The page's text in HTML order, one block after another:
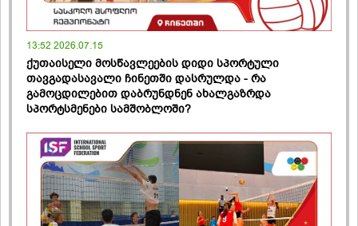
13:52 2026.07.15
ქუთაისელი მოსწავლეების დიდი სპორტული
თავგადასავალი ჩინეთში დასრულდა - რა
გამოცდილებით დაბრუნდნენ ახალგაზრდა
სპორტსმენები სამშობლოში?